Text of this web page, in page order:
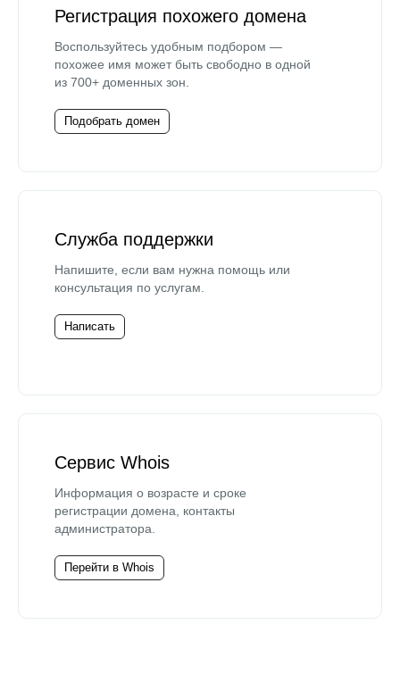
Регистрация похожего домена
Воспользуйтесь удобным подбором —
похожее имя может быть свободно в одной
из 700+ доменных зон.
Подобрать домен
Служба поддержки
Напишите, если вам нужна помощь или
консультация по услугам.
Написать
Сервис Whois
Информация о возрасте и сроке
регистрации домена, контакты
администратора.
Перейти в Whois